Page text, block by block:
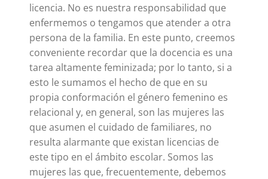
licencia. No es nuestra responsabilidad que
enfermemos o tengamos que atender a otra
persona de la familia. En este punto, creemos
conveniente recordar que la docencia es una
tarea altamente feminizada; por lo tanto, si a
esto le sumamos el hecho de que en su
propia conformación el género femenino es
relacional y, en general, son las mujeres las
que asumen el cuidado de familiares, no
resulta alarmante que existan licencias de
este tipo en el ámbito escolar. Somos las
mujeres las que, frecuentemente, debemos